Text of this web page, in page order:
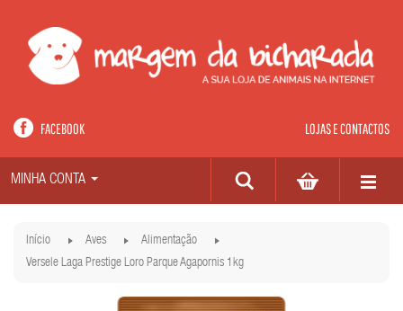
LOJAS E CONTACTOS
FACEBOOK
MINHA CONTA
Início Aves
Alimentação
Versele Laga Prestige Loro Parque Agapornis 1kg